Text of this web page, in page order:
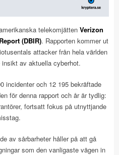
telekomjätten Verizon
(DBIR). Rapporten kommer ut
attacker från hela världen
av aktuella cyberhot.
incidenter och 12 195 bekräftade
för denna rapport och år är tydlig:
fortsatt fokus på utnyttjande
av sårbarheter håller på att gå
som den vanligaste vägen in